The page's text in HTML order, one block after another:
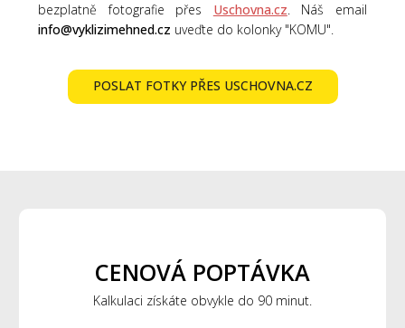
bezplatně fotografie přes Uschovna.cz. Náš email
info@vyklizimehned.cz uveďte do kolonky "KOMU".
POSLAT FOTKY PŘES USCHOVNA.CZ
CENOVÁ POPTÁVKA
Kalkulaci získáte obvykle do 90 minut.